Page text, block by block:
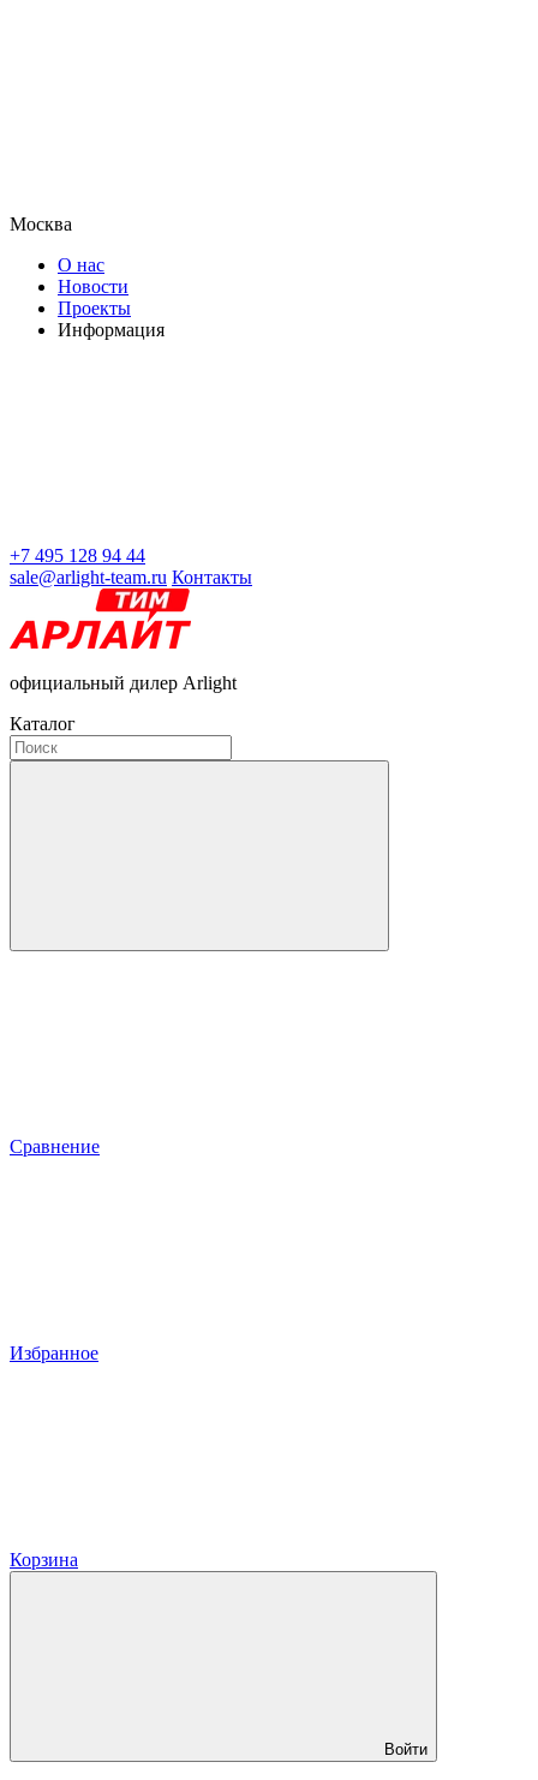
Москва
О нас
Новости
Проекты
Информация
+7 495 128 94 44
sale@arlight-team.ru Контакты
официальный дилер Arlight
Каталог
Сравнение
Избранное
Корзина
Войти